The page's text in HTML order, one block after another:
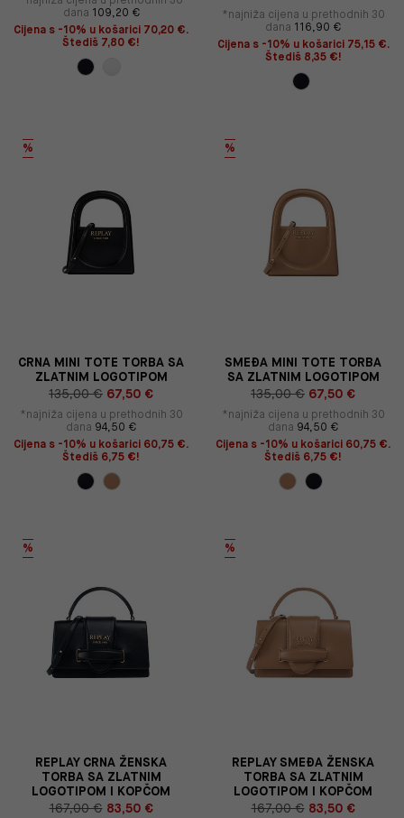
dana 109,20 €
Cijena s -10% u košarici 70,20 €.
Štediš 7,80 €!
*najniža cijena u prethodnih 30
dana 116,90 €
Cijena s -10% u košarici 75,15 €.
Štediš 8,35 €!
%
CRNA MINI TOTE TORBA SA
ZLATNIM LOGOTIPOM
135,00 € 67,50 €
*najniža cijena u prethodnih 30
dana 94,50 €
Cijena s -10% u košarici 60,75 €.
Štediš 6,75 €!
%
SMEĐA MINI TOTE TORBA
SA ZLATNIM LOGOTIPOM
135,00 € 67,50 €
*najniža cijena u prethodnih 30
dana 94,50 €
Cijena s -10% u košarici 60,75 €.
Štediš 6,75 €!
%
REPLAY CRNA ŽENSKA
TORBA SA ZLATNIM
LOGOTIPOM I KOPČOM
167,00 € 83,50 €
%
REPLAY SMEĐA ŽENSKA
TORBA SA ZLATNIM
LOGOTIPOM I KOPČOM
167,00 € 83,50 €